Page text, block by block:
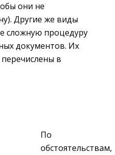
они не
Другие же виды
сложную процедуру
документов. Их
в
По
обстоятельствам,